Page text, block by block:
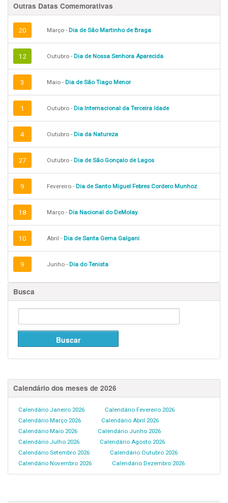
Outras Datas Comemorativas
20 Março - Dia de São Martinho de Braga
12 Outubro - Dia de Nossa Senhora Aparecida
3 Maio - Dia de São Tiago Menor
1 Outubro - Dia Internacional da Terceira Idade
4 Outubro - Dia da Natureza
27 Outubro - Dia de São Gonçalo de Lagos
9 Fevereiro - Dia de Santo Miguel Febres Cordero Munhoz
18 Março - Dia Nacional do DeMolay
10 Abril - Dia de Santa Gema Galgani
9 Junho - Dia do Tenista
Busca
Calendário dos meses de 2026
Calendário Janeiro 2026
Calendário Fevereiro 2026
Calendário Março 2026
Calendário Abril 2026
Calendário Maio 2026
Calendário Junho 2026
Calendário Julho 2026
Calendário Agosto 2026
Calendário Setembro 2026
Calendário Outubro 2026
Calendário Novembro 2026
Calendário Dezembro 2026